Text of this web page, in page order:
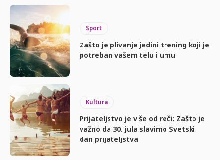
Sport
Zašto je plivanje jedini trening koji je
potreban vašem telu i umu
Kultura
Prijateljstvo je više od reči: Zašto je
važno da 30. jula slavimo Svetski
dan prijateljstva